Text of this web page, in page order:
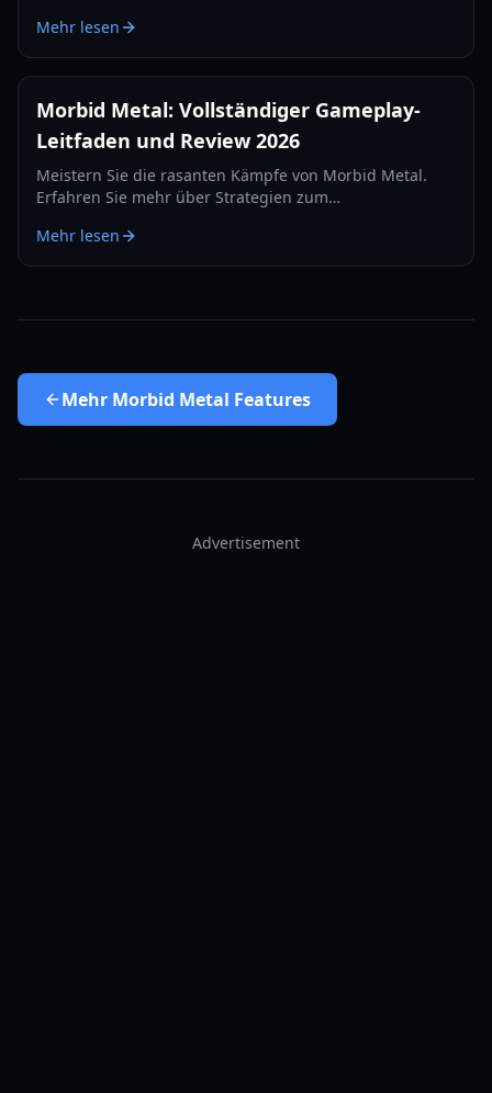
lite.
Mehr lesen
Morbid Metal: Vollständiger Gameplay-
Leitfaden und Review 2026
Meistern Sie die rasanten Kämpfe von Morbid Metal.
Erfahren Sie mehr über Strategien zum
wie Sie die härtesten Bosse der Simulation besiegen.
Mehr lesen
Mehr Morbid Metal Features
Advertisement